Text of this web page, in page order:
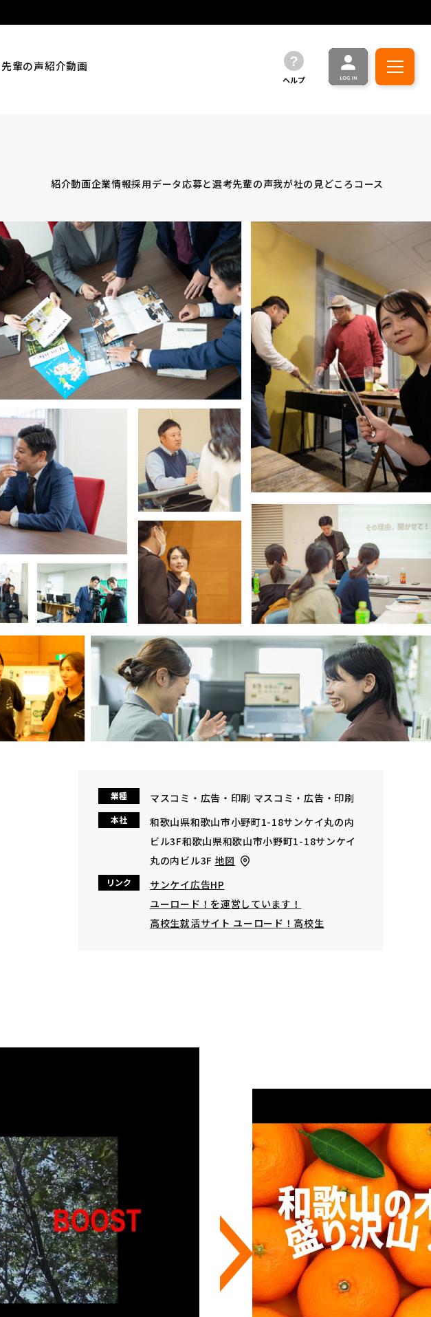
先輩の声紹介動画
ヘルプ
紹介動画企業情報採用データ応募と選考先輩の声我が社の見どころ コース
業種 マスコミ・広告・印刷 マスコミ・広告・印刷
本社
和歌山県和歌山市小野町1-18サンケイ丸の内
ビル3F和歌山県和歌山市小野町1-18サンケイ
丸の内ビル3F 地図
リンク
サンケイ広告HP
ユーロード！を運営しています！
高校生就活サイト ユーロード！高校生